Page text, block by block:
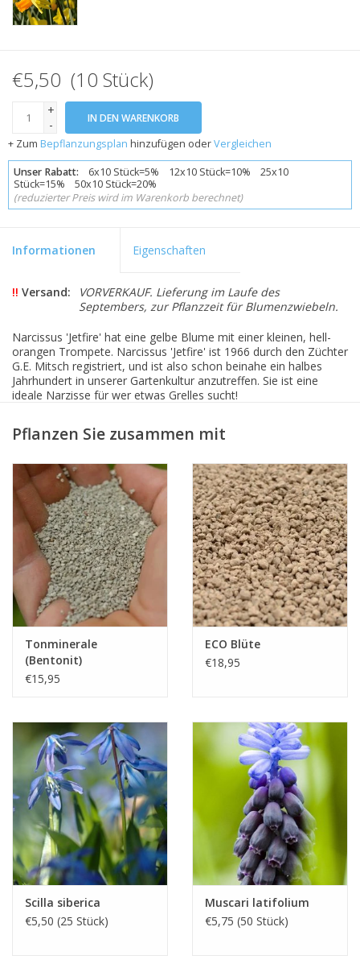
€5,50 (10 Stück)
+
-
IN DEN WARENKORB
+ Zum Bepflanzungsplan hinzufügen oderVergleichen
Unser Rabatt: 6x10 Stück=5% 12x10 Stück=10% 25x10
Stück=15% 50x10 Stück=20%
(reduzierter Preis wird im Warenkorb berechnet)
Informationen Eigenschaften
!! Versand:
VORVERKAUF. Lieferung im Laufe des
Septembers, zur Pflanzzeit für Blumenzwiebeln.
Narcissus 'Jetfire' hat eine gelbe Blume mit einer kleinen, hell-
orangen Trompete. Narcissus 'Jetfire' ist 1966 durch den Züchter
G.E. Mitsch registriert, und ist also schon beinahe ein halbes
Jahrhundert in unserer Gartenkultur anzutreffen. Sie ist eine
ideale Narzisse für wer etwas Grelles sucht!
Narcissus 'Jetfire' ist eine Varietät aus der starken Cyclamineus-
Narzissen Gruppe.
Pflanzen Sie zusammen mit
Tonminerale
(Bentonit)
€15,95
ECO Blüte
€18,95
Scilla siberica
€5,50 (25 Stück)
Muscari latifolium
€5,75 (50 Stück)